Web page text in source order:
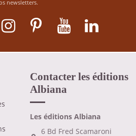
newsletters.
Contacter les éditions
Albiana
Les éditions Albiana
6 Bd Fred Scamaroni